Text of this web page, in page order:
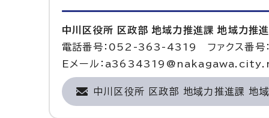
中川区役所 区政部 地域力推進課 地域力推
電話番号：052-363-4319 ファクス番
Eメール：
中川区役所 区政部 地域力推進課 地